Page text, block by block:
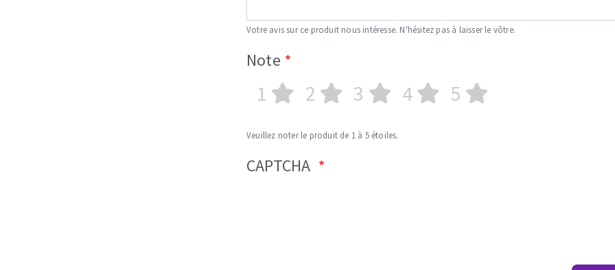
Votre avis sur ce produit nous intéresse. N'hésitez pas à laisser le vôtre.
Note
1 2 3 4 5
Veuillez noter le produit de 1 à 5 étoiles.
CAPTCHA